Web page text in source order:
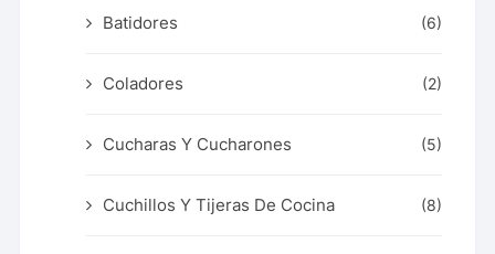
Batidores (6)
Coladores (2)
Cucharas Y Cucharones (5)
Cuchillos Y Tijeras De Cocina (8)